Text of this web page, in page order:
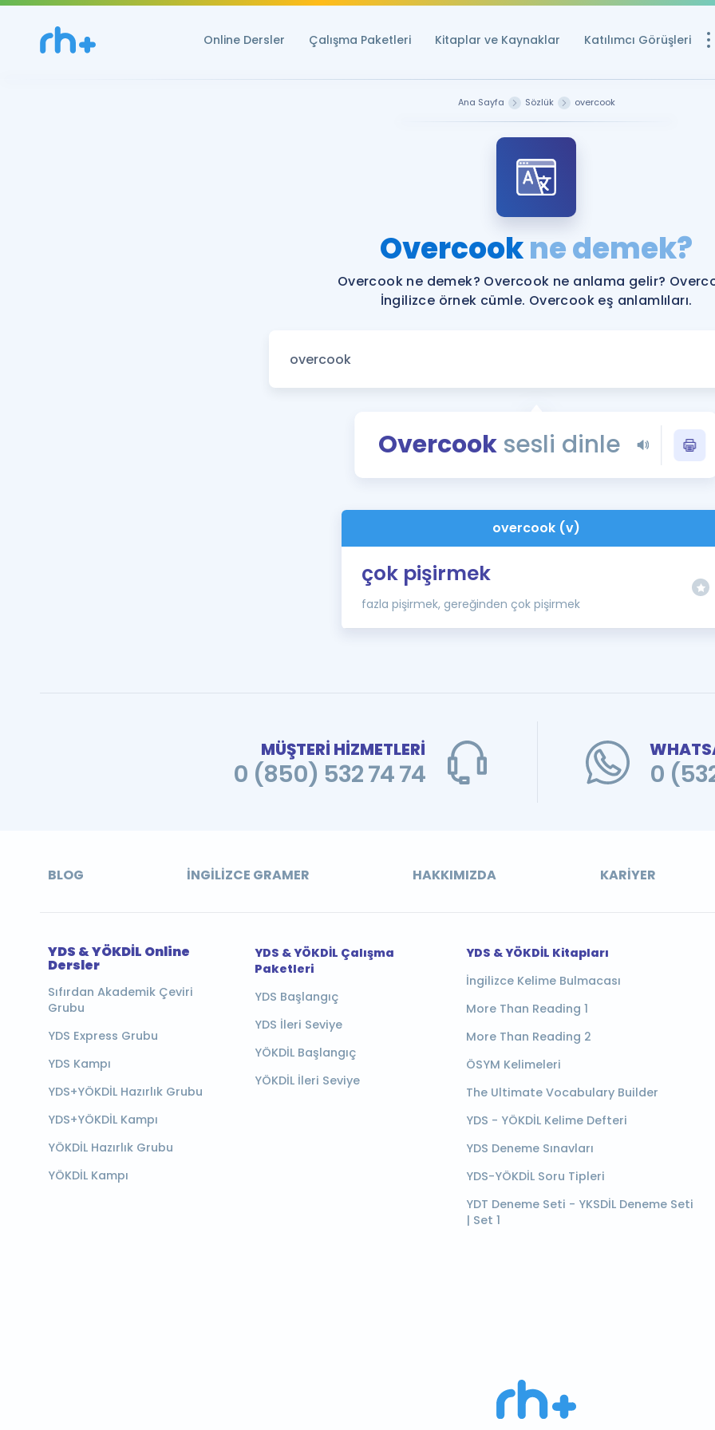
Online Dersler Çalışma Paketleri Kitaplar ve Kaynaklar Katılımcı Görüşleri
YDS ve YÖKDİL
YDS ve YÖKDİL'e
Tüm ÖSYM
YDS - YÖKDİL
İngilizce Gramer
Ana Sayfa Sözlük overcook
Overcookne demek?
Overcook ne demek? Overcook ne anlama gelir?
İngilizce örnek cümle. Overcook eş anlamlıları.
Overcook sesli dinle
overcook (v)
çok pişirmek
fazla pişirmek, gereğinden çok pişirmek
MÜŞTERİ HİZMETLERİ
0 (850) 532 74 74 0
BLOG İNGILIZCE GRAMER HAKKIMIZDA KARIYER
YDS & YÖKDİL Online
Dersler
Sıfırdan Akademik Çeviri
Grubu
YDS Express Grubu
YDS Kampı
YDS+YÖKDİL Hazırlık Grubu
YDS+YÖKDİL Kampı
YÖKDİL Hazırlık Grubu
YÖKDİL Kampı
YDS & YÖKDİL Çalışma
Paketleri
YDS Başlangıç
YDS İleri Seviye
YÖKDİL Başlangıç
YÖKDİL İleri Seviye
YDS & YÖKDİL Kitapları
İngilizce Kelime Bulmacası
More Than Reading 1
More Than Reading 2
ÖSYM Kelimeleri
The Ultimate Vocabulary Builder
YDS - YÖKDİL Kelime Defteri
YDS Deneme Sınavları
YDS-YÖKDİL Soru Tipleri
YDT Deneme Seti - YKSDİL Deneme Seti
| Set 1